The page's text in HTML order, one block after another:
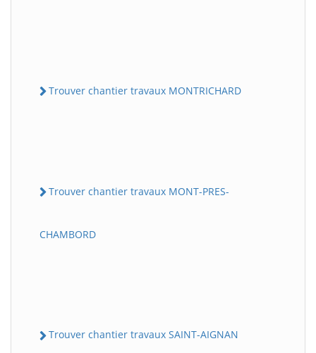
Trouver chantier travaux MONTRICHARD
Trouver chantier travaux MONT-PRES-
CHAMBORD
Trouver chantier travaux SAINT-AIGNAN